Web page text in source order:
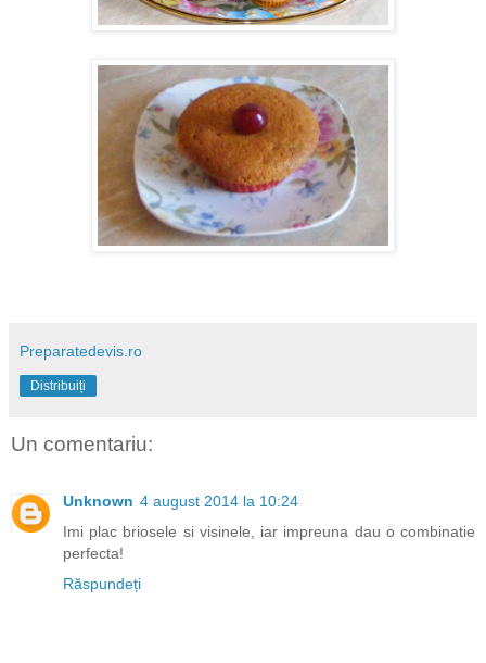
Preparatedevis.ro
Distribuiți
Un comentariu:
Unknown 4 august 2014 la 10:24
Imi plac briosele si visinele, iar impreuna dau o combinatie
perfecta!
Răspundeți